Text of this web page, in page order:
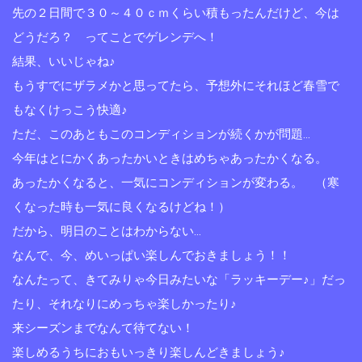
先の２日間で３０～４０ｃｍくらい積もったんだけど、今は
どうだろ？ ってことでゲレンデへ！
結果、いいじゃね♪
もうすでにザラメかと思ってたら、予想外にそれほど春雪で
もなくけっこう快適♪
ただ、このあともこのコンディションが続くかが問題…
今年はとにかくあったかいときはめちゃあったかくなる。
あったかくなると、一気にコンディションが変わる。 （寒
くなった時も一気に良くなるけどね！）
だから、明日のことはわからない…
なんで、今、めいっぱい楽しんでおきましょう！！
なんたって、きてみりゃ今日みたいな「ラッキーデー♪」だっ
たり、それなりにめっちゃ楽しかったり♪
来シーズンまでなんて待てない！
楽しめるうちにおもいっきり楽しんどきましょう♪